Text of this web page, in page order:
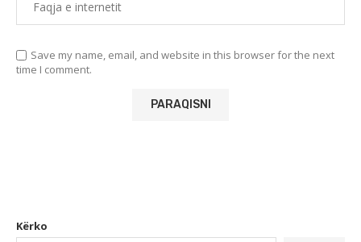
Save my name, email, and website in this browser for the next
time I comment.
Kërko